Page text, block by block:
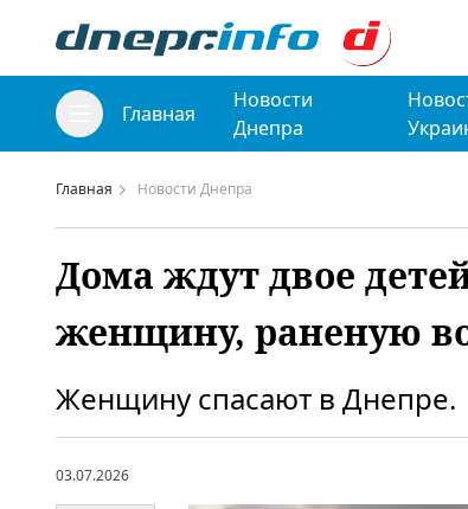
Главная
Новости
Днепра
Главная Новости Днепра
Дома ждут двое
женщину, раненую
Женщину спасают в Днепре.
03.07.2026